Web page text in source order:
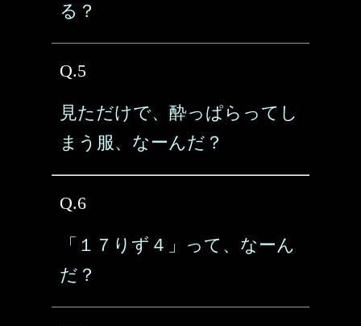
る？
Q.5
見ただけで、酔っぱらってし
まう服、なーんだ？
Q.6
「１７りず４」って、なーん
だ？